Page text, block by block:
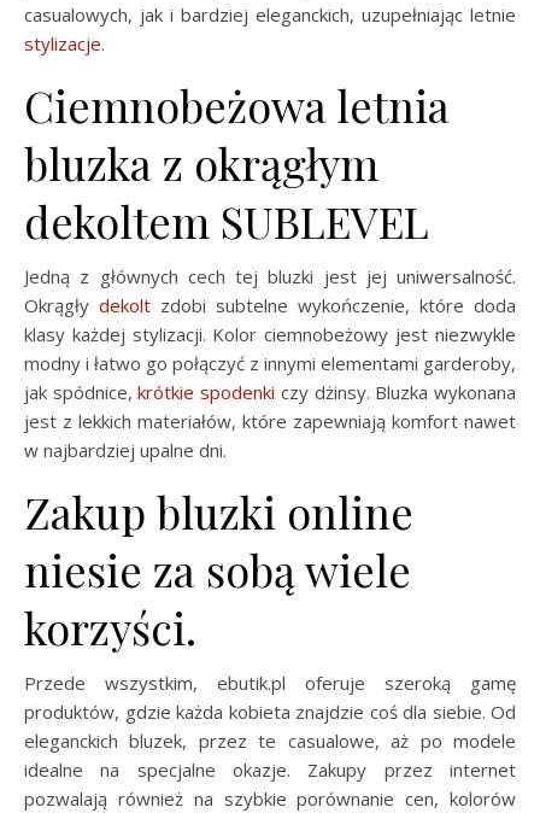
casualowych, jak i bardziej eleganckich, uzupełniając letnie
stylizacje.
Ciemnobeżowa letnia
bluzka z okrągłym
dekoltem SUBLEVEL
Jedną z głównych cech tej bluzki jest jej uniwersalność.
Okrągły dekolt zdobi subtelne wykończenie, które doda
klasy każdej stylizacji. Kolor ciemnobeżowy jest niezwykle
modny i łatwo go połączyć z innymi elementami garderoby,
jak spódnice,krótkie spodenki czy dżinsy. Bluzka wykonana
jest z lekkich materiałów, które zapewniają komfort nawet
w najbardziej upalne dni.
Zakup bluzki online
niesie za sobą wiele
korzyści.
Przede wszystkim, ebutik.pl oferuje szeroką gamę
produktów, gdzie każda kobieta znajdzie coś dla siebie. Od
eleganckich bluzek, przez te casualowe, aż po modele
idealne na specjalne okazje. Zakupy przez internet
pozwalają również na szybkie porównanie cen, kolorów